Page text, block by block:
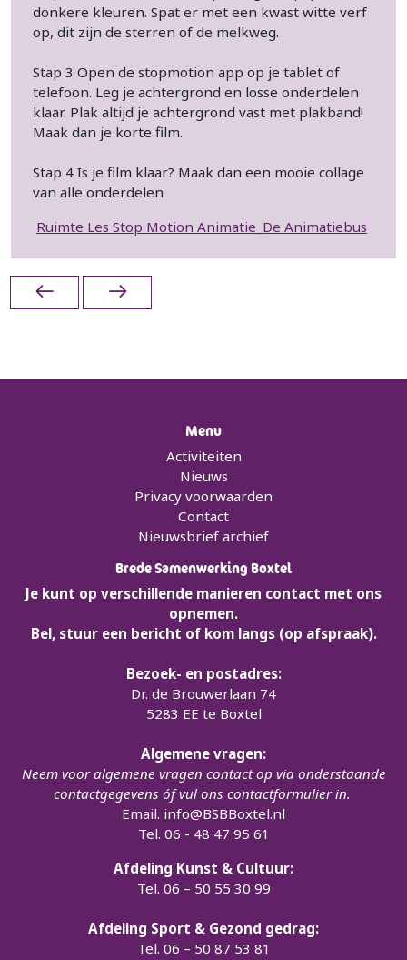
donkere kleuren. Spat er met een kwast witte verf
op, dit zijn de sterren of de melkweg.
Stap 3 Open de stopmotion app op je tablet of
telefoon. Leg je achtergrond en losse onderdelen
klaar. Plak altijd je achtergrond vast met plakband!
Maak dan je korte film.
Stap 4 Is je film klaar? Maak dan een mooie collage
van alle onderdelen
Ruimte Les Stop Motion Animatie_De Animatiebus
Menu
Activiteiten
Nieuws
Privacy voorwaarden
Contact
Nieuwsbrief archief
Brede Samenwerking Boxtel
Je kunt op verschillende manieren contact met ons
opnemen.
Bel, stuur een bericht of kom langs (op afspraak).
Bezoek- en postadres:
Dr. de Brouwerlaan 74
5283 EE te Boxtel
Algemene vragen:
Neem voor algemene vragen contact op via onderstaande
contactgegevens óf vul ons contactformulier in.
Email. info@BSBBoxtel.nl
Tel. 06 - 48 47 95 61
Afdeling Kunst & Cultuur:
Tel. 06 – 50 55 30 99
Afdeling Sport & Gezond gedrag:
Tel. 06 – 50 87 53 81